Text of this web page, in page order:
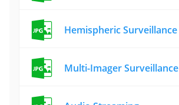
Hemispheric Surveillance
Multi-Imager Surveillance